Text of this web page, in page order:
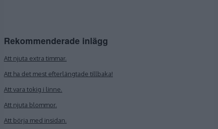
Rekommenderade inlägg
Att njuta extra timmar.
Att ha det mest efterlängtade tillbaka!
Att vara tokig i linne.
Att njuta blommor.
Att börja med insidan.